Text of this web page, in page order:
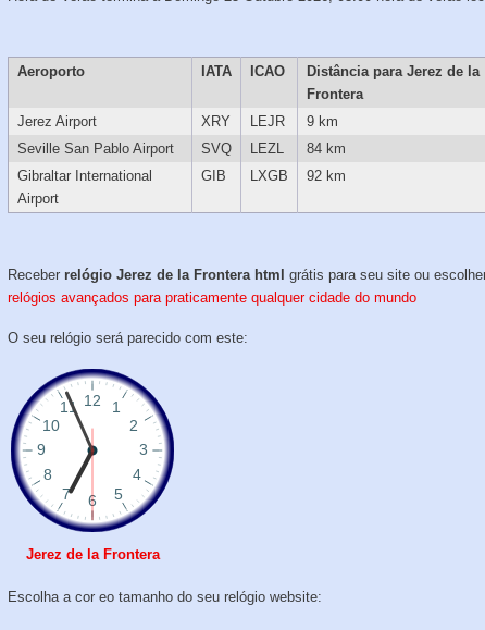
Aeroporto IATA ICAO
Distância para Jerez de la
Frontera
Jerez Airport
XRY LEJR
9 km
Seville San Pablo Airport
SVQ LEZL
84 km
Gibraltar International
Airport
GIB LXGB 92 km
Receber relógio Jerez de la Frontera html grátis para seu site ou
relógios avançados para praticamente qualquer cidade do mundo
O seu relógio será parecido com este:
Jerez de la Frontera
Escolha a cor eo tamanho do seu relógio website: